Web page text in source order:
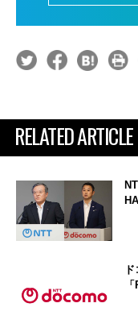
RELATED ARTICLE